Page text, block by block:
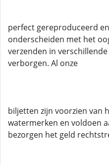
perfect gereproduceerd
onderscheiden met het
verzenden in
verborgen. Al onze
biljetten zijn voorzien van
watermerken en voldoen
bezorgen het geld